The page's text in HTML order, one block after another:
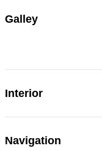
Galley
Interior
Navigation